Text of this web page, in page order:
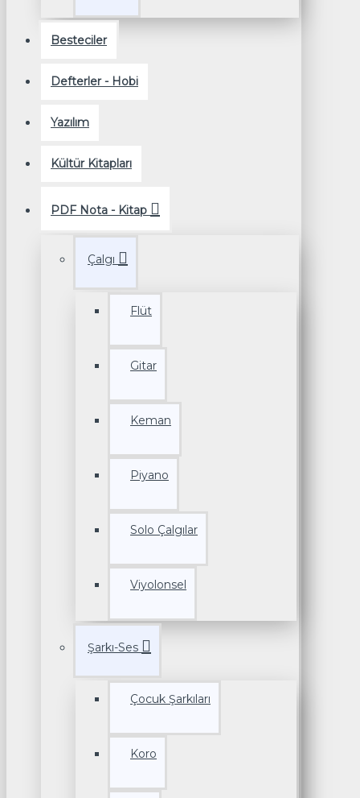
Besteciler
Defterler - Hobi
Yazılım
Kültür Kitapları
PDF Nota - Kitap
Çalgı
Flüt
Gitar
Keman
Piyano
Solo Çalgılar
Viyolonsel
Şarkı-Ses
Çocuk Şarkıları
Koro